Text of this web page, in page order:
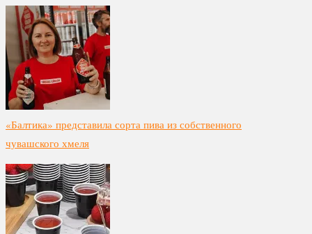
«Балтика» представила сорта пива из собственного
чувашского хмеля